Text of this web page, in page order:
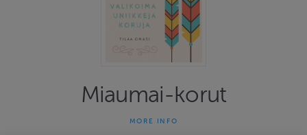
Miaumai-korut
MORE INFO